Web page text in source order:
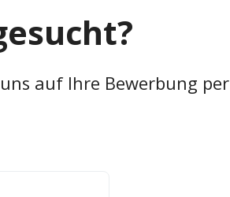
auf Ihre Bewerbung per